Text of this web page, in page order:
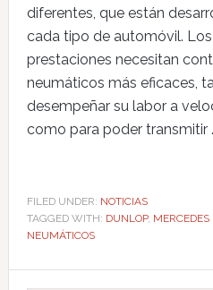
diferentes, que están
cada tipo de automóvil.
prestaciones necesitan
neumáticos más eficaces,
desempeñar su labor a
como para poder transmitir
FILED UNDER: NOTICIAS
TAGGED WITH: DUNLOP,
NEUMÁTICOS